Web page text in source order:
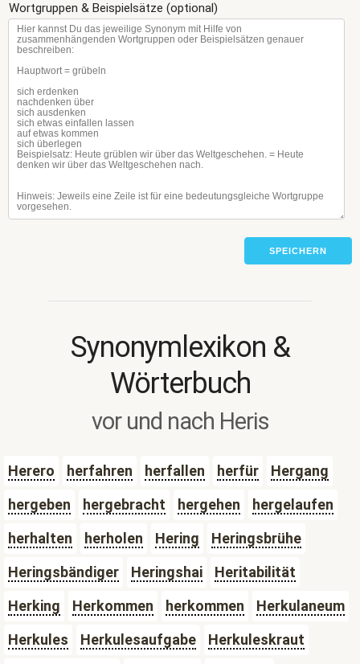
Wortgruppen & Beispielsätze (optional)
SPEICHERN
Synonymlexikon &
Wörterbuch
vor und nach Heris
Herero herfahren herfallen herfür
Hergang
hergeben
hergebracht hergehen
hergelaufen
herhalten
herholen Hering
Heringsbrühe
Heringsbändiger
Heringshai
Heritabilität
Herking
Herkommen herkommen
Herkulaneum
Herkules
Herkulesaufgabe
Herkuleskraut